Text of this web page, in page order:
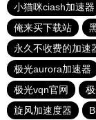
小猫咪ciash加速器
俺来买下载站
永久不收费的加速
极光aurora加速器
极光vqn官网
旋风加速度器